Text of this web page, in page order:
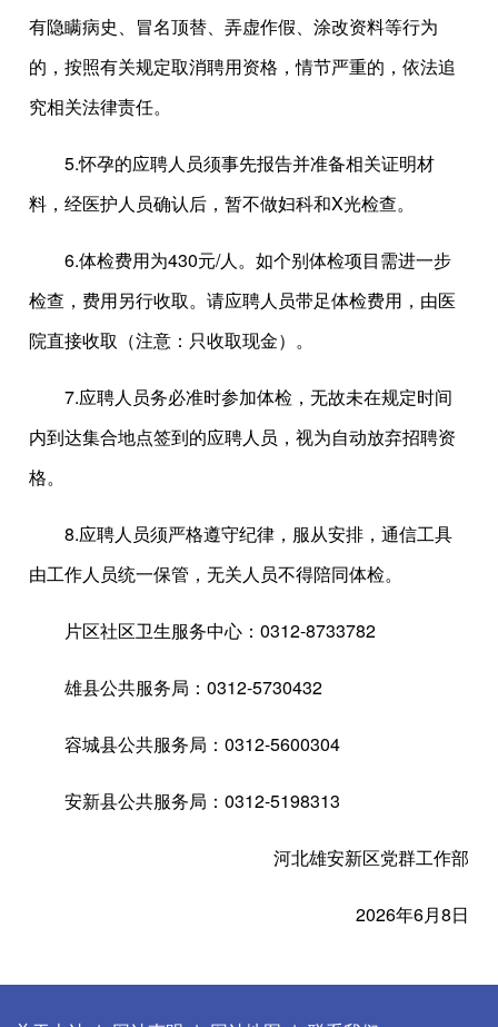
有隐瞒病史、冒名顶替、弄虚作假、涂改资料等行为
的，按照有关规定取消聘用资格，情节严重的，依法追
究相关法律责任。
5.怀孕的应聘人员须事先报告并准备相关证明材
料，经医护人员确认后，暂不做妇科和X光检查。
6.体检费用为430元/人。如个别体检项目需进一步
检查，费用另行收取。请应聘人员带足体检费用，由医
院直接收取（注意：只收取现金）。
7.应聘人员务必准时参加体检，无故未在规定时间
内到达集合地点签到的应聘人员，视为自动放弃招聘资
格。
8.应聘人员须严格遵守纪律，服从安排，通信工具
由工作人员统一保管，无关人员不得陪同体检。
片区社区卫生服务中心：0312-8733782
雄县公共服务局：0312-5730432
容城县公共服务局：0312-5600304
安新县公共服务局：0312-5198313
河北雄安新区党群工作部
2026年6月8日